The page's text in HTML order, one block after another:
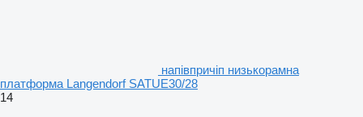
напівпричіп низькорамна
платформа Langendorf SATUE30/28
14